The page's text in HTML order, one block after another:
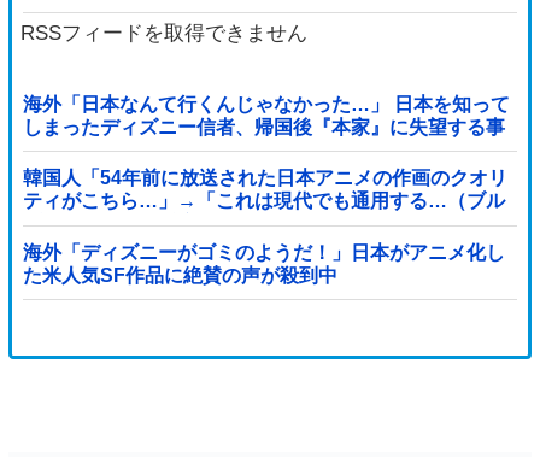
RSSフィードを取得できません
海外「日本なんて行くんじゃなかった…」 日本を知って
しまったディズニー信者、帰国後『本家』に失望する事
態に
韓国人「54年前に放送された日本アニメの作画のクオリ
ティがこちら…」→「これは現代でも通用する…（ブル
ブル」＝韓国の反応
海外「ディズニーがゴミのようだ！」日本がアニメ化し
た米人気SF作品に絶賛の声が殺到中